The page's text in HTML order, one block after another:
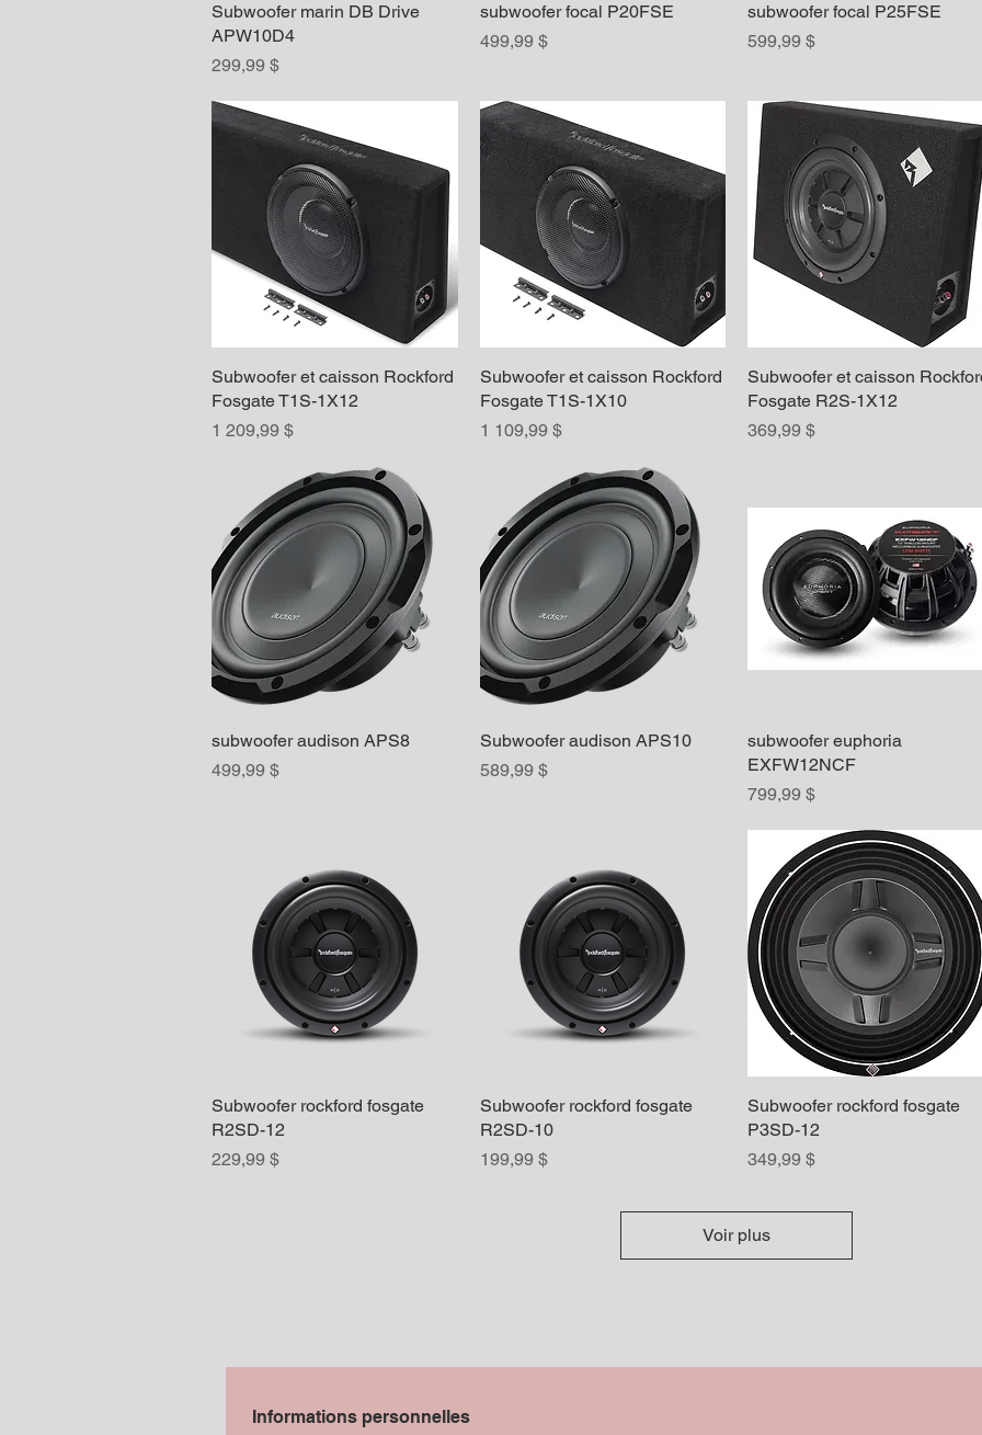
Aperçu rapide
Subwoofer marin DB Drive
APW10D4
Prix
299,99 $
Aperçu rapide
subwoofer focal P20FSE
Prix
499,99 $
Aperçu rapide
subwoofer focal P25FSE
Prix
599,99 $
Aperçu rapide
Subwoofer et caisson Rockford
Fosgate T1S-1X12
Prix
1 209,99 $
Aperçu rapide
Subwoofer et caisson Rockford
Fosgate T1S-1X10
Prix
1 109,99 $
Aperçu rapide
Subwoofer et caisson
Fosgate R2S-1X12
Prix
369,99 $
Aperçu rapide
subwoofer audison APS8
Prix
499,99 $
Aperçu rapide
Subwoofer audison APS10
Prix
589,99 $
Aperçu rapide
subwoofer euphoria
EXFW12NCF
Prix
799,99 $
Aperçu rapide
Subwoofer rockford fosgate
R2SD-12
Prix
229,99 $
Aperçu rapide
Subwoofer rockford fosgate
R2SD-10
Prix
199,99 $
Aperçu rapide
Subwoofer rockford fosgate
P3SD-12
Prix
349,99 $
Voir plus
Informations personnelles